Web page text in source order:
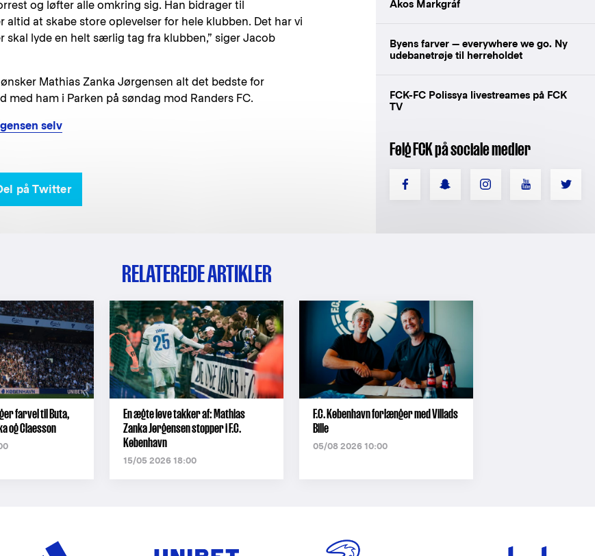
og løfter alle omkring sig. Han bidrager til
at skabe store oplevelser for hele klubben. Det har vi
skal lyde en helt særlig tag fra klubben,” siger Jacob
Mathias Zanka Jørgensen alt det bedste for
ham i Parken på søndag mod Randers FC.
selv
på Twitter
Ákos Markgráf
Byens farver — everywhere we go. Ny
udebanetrøje til herreholdet
FCK-FC Polissya livestreames på FCK
TV
Følg FCK på sociale medier
RELATEREDE ARTIKLER
farvel til Buta,
og Claesson
En ægte løve takker af: Mathias
Zanka Jørgensen stopper i F.C.
København
15/05 2026 18:00
F.C. København forlænger med Villads
Bille
05/08 2026 10:00